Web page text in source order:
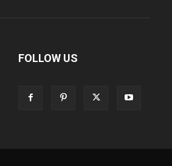
FOLLOW US